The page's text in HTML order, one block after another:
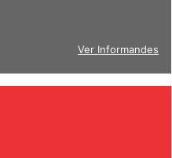
Ver Informandes